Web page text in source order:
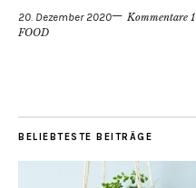
20. Dezember 2020
Kommentare 1
FOOD
BELIEBTESTE BEITRÄGE